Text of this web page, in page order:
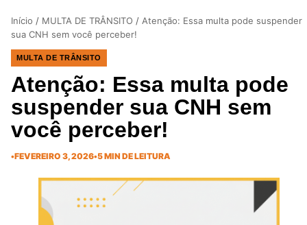
Início / MULTA DE TRÂNSITO / Atenção: Essa multa pode suspender
sua CNH sem você perceber!
MULTA DE TRÂNSITO
Atenção: Essa multa pode
suspender sua CNH sem
você perceber!
•FEVEREIRO 3, 2026•5 MIN DE LEITURA